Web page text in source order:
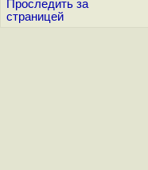
Проследить за
страницей